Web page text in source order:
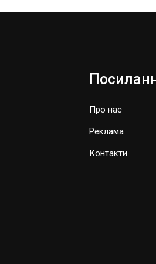
Про нас
Реклама
Контакти